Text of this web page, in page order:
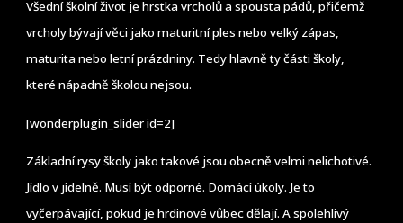
Všední školní život je hrstka vrcholů a spousta pádů, přičemž
vrcholy bývají věci jako maturitní ples nebo velký zápas,
maturita nebo letní prázdniny. Tedy hlavně ty části školy,
které nápadně školou nejsou.
[wonderplugin_slider id=2]
Základní rysy školy jako takové jsou obecně velmi nelichotivé.
Jídlo v jídelně. Musí být odporné. Domácí úkoly. Je to
vyčerpávající, pokud je hrdinové vůbec dělají. A spolehlivý